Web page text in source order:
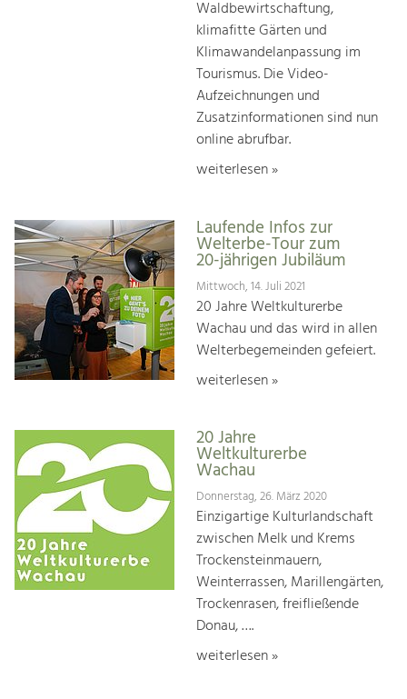
Waldbewirtschaftung,
klimafitte Gärten und
Klimawandelanpassung im
Tourismus. Die Video-
Aufzeichnungen und
Zusatzinformationen sind nun
online abrufbar.
weiterlesen »
Laufende Infos zur
Welterbe-Tour zum
20-jährigen Jubiläum
Mittwoch, 14. Juli 2021
20 Jahre Weltkulturerbe
Wachau und das wird in allen
Welterbegemeinden gefeiert.
weiterlesen »
20 Jahre
Weltkulturerbe
Wachau
Donnerstag, 26. März 2020
Einzigartige Kulturlandschaft
zwischen Melk und Krems
Trockensteinmauern,
Weinterrassen, Marillengärten,
Trockenrasen, freifließende
Donau, ….
weiterlesen »